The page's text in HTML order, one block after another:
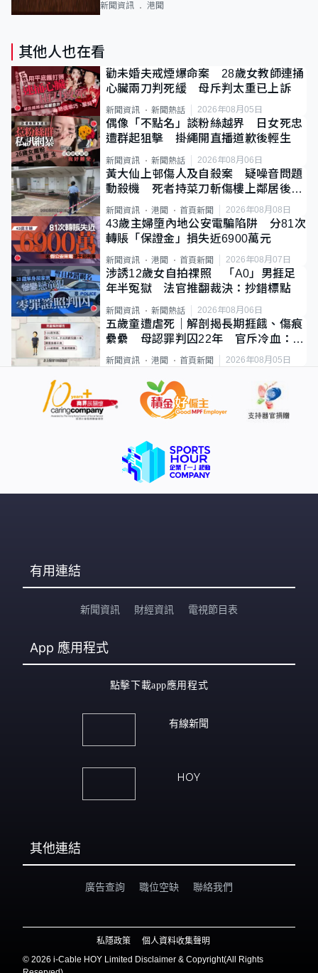
新聞資訊 港聞
其他人也在看
勸未婚夫戒煙爆命案 28歲女教師連捅
心臟兩刀判死緩 母斥判太重已上訴
新聞資訊 新聞熱話 2026年08月05日
偶像「不點名」談粉絲越界 日女死忠
遭群起狙擊 掛繩開直播道歉後輕生
新聞資訊 新聞熱話 2026年08月06日
黃大仙上邨傷人及自殺案 疑噪音問題
動殺機 死者持菜刀斬傷樓上鄰居後墮
斃
新聞資訊 港聞 首頁新聞 2026年08月08日
43歲主婦墮內地公安電騙陷阱 分81次
轉賬「保證金」損失近6900萬元
新聞資訊 港聞 首頁新聞 2026年08月07日
涉誘12歲女自拍祼照 「A0」男捱足
年半冤獄 法官推翻裁決：抄錯標點
新聞資訊 新聞熱話 2026年08月06日
五歲童遭虐死｜解剖揭長期捱餓、傷痕
纍纍 母認罪判囚22年 官斥冷血：同
類案最惡劣
新聞資訊 港聞 首頁新聞 2026年08月05日
有用連結
新聞資訊 財經資訊 電視節目表
App 應用程式
點擊下載app應用程式
有線新聞
HOY
其他連結
廣告查詢 職位空缺 聯絡我們
私隱政策
個人資料收集聲明
© 2026 i-Cable HOY Limited Disclaimer & Copyright(All Rights